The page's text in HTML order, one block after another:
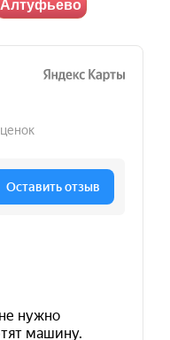
Алтуфьево